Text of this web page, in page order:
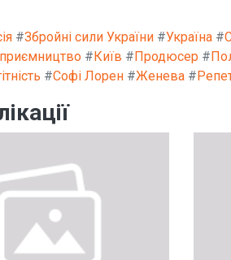
#Збройні сили України #Україна #
#Київ #Продюсер #
#Софі Лорен #Женева #